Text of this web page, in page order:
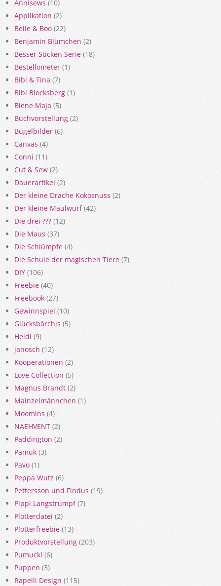
Ännisews (10)
Applikation (2)
Belle & Boo (22)
Benjamin Blümchen (2)
Besser Sticken Serie (18)
Bestellometer (1)
Bibi & Tina (7)
Bibi Blocksberg (1)
Biene Maja (5)
Buchvorstellung (2)
Bügelbilder (6)
Canvas (4)
Conni (11)
Cut & Sew (2)
Dauerartikel (2)
Der kleine Drache Kokosnuss (2)
Der kleine Maulwurf(42)
Die drei ??? (12)
Die Maus (37)
Die Schlümpfe (4)
Die Schule der magischen Tiere (7)
DIY (106)
Freebie (40)
Freebook (27)
Gewinnspiel (10)
Glücksbärchis (5)
Heidi (9)
janosch (12)
Kooperationen (2)
Love Collection (5)
Magnus Brandt (2)
Mainzelmännchen (1)
Moomins (4)
NAEHVENT (2)
Paddington (2)
Pamuk (3)
Pavo (1)
Peppa Wutz (6)
Pettersson und Findus (19)
Pippi Langstrumpf(7)
Plotterdatei (2)
Plotterfreebie (13)
Produktvorstellung (203)
Pumuckl (6)
Puppen (3)
Rapelli Design (115)